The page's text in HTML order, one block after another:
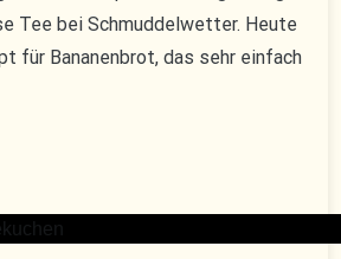
Tee bei Schmuddelwetter. Heute
für Bananenbrot, das sehr einfach